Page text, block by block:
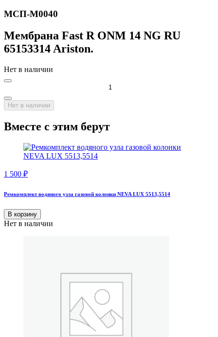
МСП-М0040
Мембрана Fast R ONM 14 NG RU
65153314 Ariston.
Нет в наличии
Нет в наличии
Вместе с этим берут
1 500 ₽
Ремкомплект водяного узла газовой колонки NEVA LUX 5513,5514
В корзину
Нет в наличии